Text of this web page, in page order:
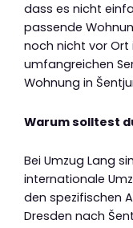
dass es nicht
passende
noch nicht vor Ort
umfangreichen
Wohnung in
Warum solltest
Bei Umzug Lang
internationale
den spezifischen
Dresden nach